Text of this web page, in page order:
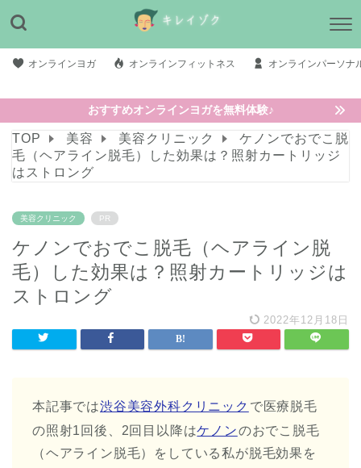
オンラインヨガ オンラインフィットネス オンラインパーソナ
おすすめオンラインヨガを無料体験♪
TOP 美容 美容クリニック
ケノンでおでこ脱
毛（ヘアライン脱毛）した効果は？照射カートリッジ
はストロング
美容クリニック PR
ケノンでおでこ脱毛（ヘアライン脱
毛）した効果は？照射カートリッジは
ストロング
2022年12月18日
本記事では渋谷美容外科クリニック で医療脱毛
の照射1回後、2回目以降はケノンのおでこ脱毛
（ヘアライン脱毛）をしている私が脱毛効果を